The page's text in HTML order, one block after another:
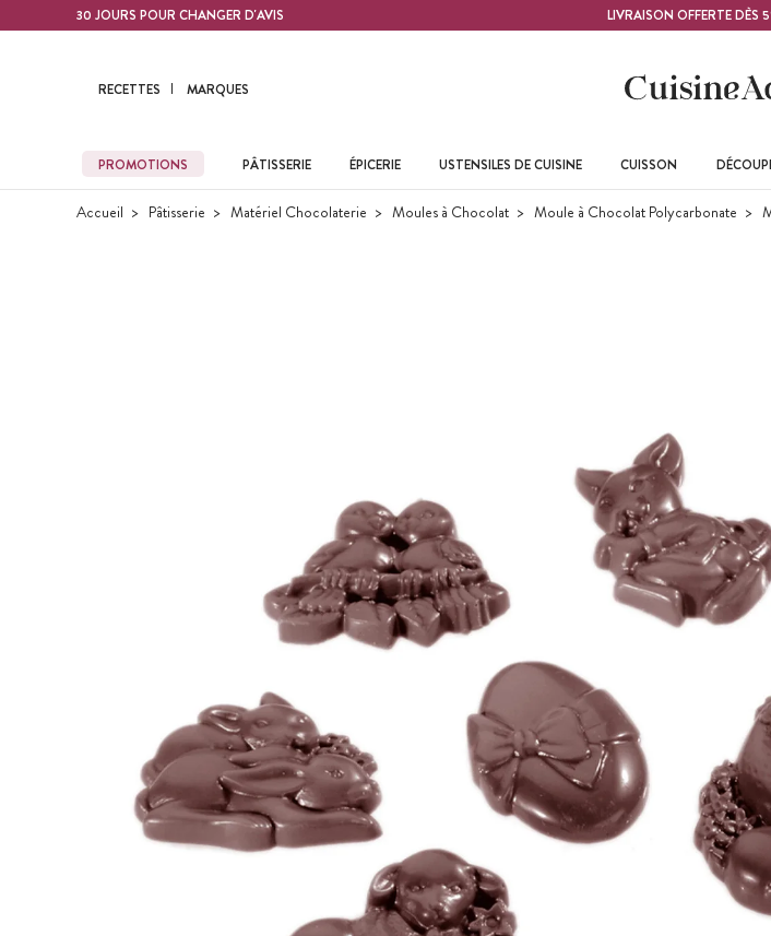
Contenu principal30 JOURS POUR CHANGER D'AVIS LIVRAISON OFFERTE DÈS
RECETTES MARQUES
PROMOTIONS PÂTISSERIE ÉPICERIE USTENSILES DE CUISINE CUISSON
Accueil Pâtisserie Matériel Chocolaterie Moules à Chocolat Moule à Chocolat Polycarbonate